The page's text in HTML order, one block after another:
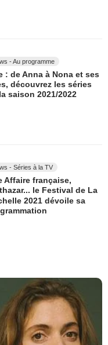
- Au programme
: de Anna à Nona et ses
découvrez les séries
saison 2021/2022
- Séries à la TV
Affaire française,
le Festival de La
2021 dévoile sa